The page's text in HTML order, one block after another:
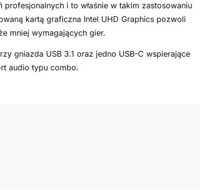
i to właśnie w takim zastosowaniu
kartą graficzna Intel UHD Graphics pozwoli
mniej wymagających gier.
gniazda USB 3.1 oraz jedno USB-C wspierające
audio typu combo.